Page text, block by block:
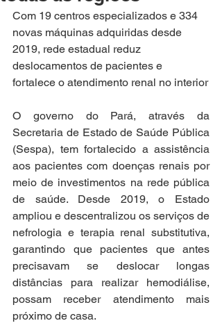
Com 19 centros especializados e 334
novas máquinas adquiridas desde
2019, rede estadual reduz
deslocamentos de pacientes e
fortalece o atendimento renal no interior
O governo do Pará, através da
Secretaria de Estado de Saúde Pública
(Sespa), tem fortalecido a assistência
aos pacientes com doenças renais por
meio de investimentos na rede pública
de saúde. Desde 2019, o Estado
ampliou e descentralizou os serviços de
nefrologia e terapia renal substitutiva,
garantindo que pacientes que antes
precisavam se deslocar longas
distâncias para realizar hemodiálise,
possam receber atendimento mais
próximo de casa.